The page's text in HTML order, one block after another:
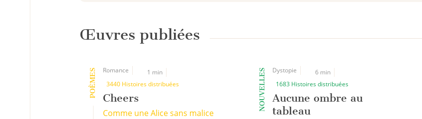
Œuvres publiées
POÈMES Romance
1 min
3440 Histoires distribuées
Cheers
Comme une Alice sans malice
NOUVELLES Dystopie
6 min
1683 Histoires distribuées
Aucune ombre au
tableau